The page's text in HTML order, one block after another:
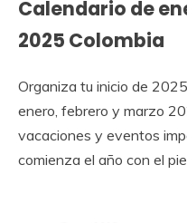
Calendario de
2025 Colombia
Organiza tu inicio de
enero, febrero y marzo
vacaciones y eventos
comienza el año con el